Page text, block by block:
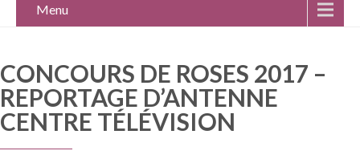
Menu
CONCOURS DE ROSES 2017 –
REPORTAGE D’ANTENNE
CENTRE TÉLÉVISION